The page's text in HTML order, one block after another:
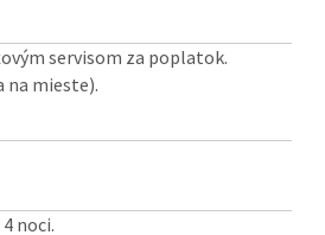
servisom za poplatok.
na mieste).
noci.